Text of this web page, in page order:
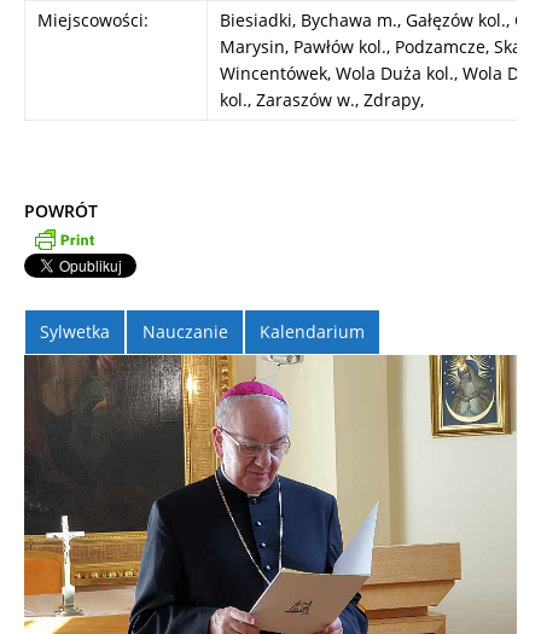
Miejscowości:
Biesiadki, Bychawa m., Gałęzów kol.,
Marysin, Pawłów kol., Podzamcze,
Wincentówek, Wola Duża kol., Wola
kol., Zaraszów w., Zdrapy,
POWRÓT
Sylwetka Nauczanie Kalendarium